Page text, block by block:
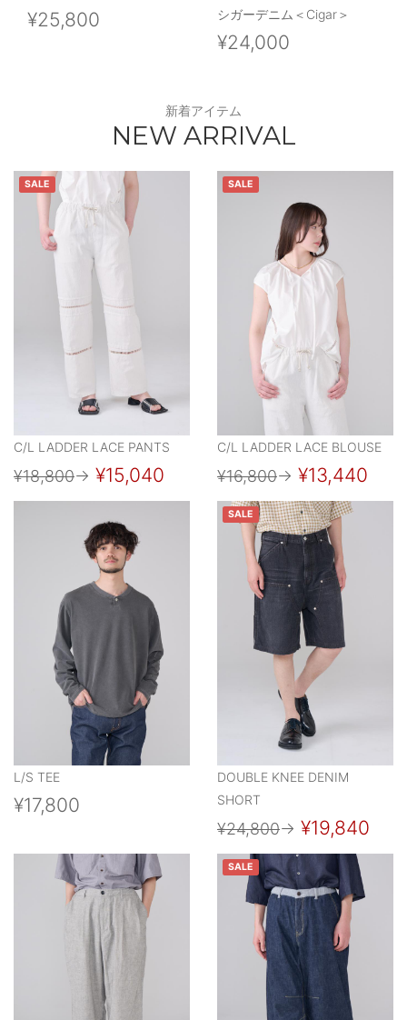
¥25,800
シガーデニム＜Cigar＞
¥24,000
新着アイテム
NEW ARRIVAL
SALE
C/L LADDER LACE PANTS
¥18,800→ ¥15,040
SALE
C/L LADDER LACE BLOUSE
¥16,800→ ¥13,440
L/S TEE
¥17,800
SALE
DOUBLE KNEE DENIM
SHORT
¥24,800→ ¥19,840
SALE